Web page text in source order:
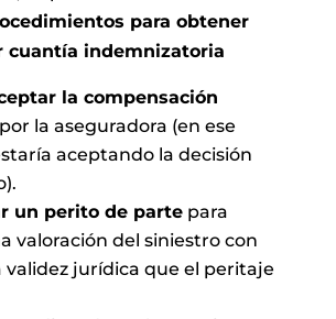
para obtener
cuantía indemnizatoria
la compensación
la aseguradora (en ese
aceptando la decisión
un perito de partepara
valoración del siniestro con
validez jurídica que el peritaje